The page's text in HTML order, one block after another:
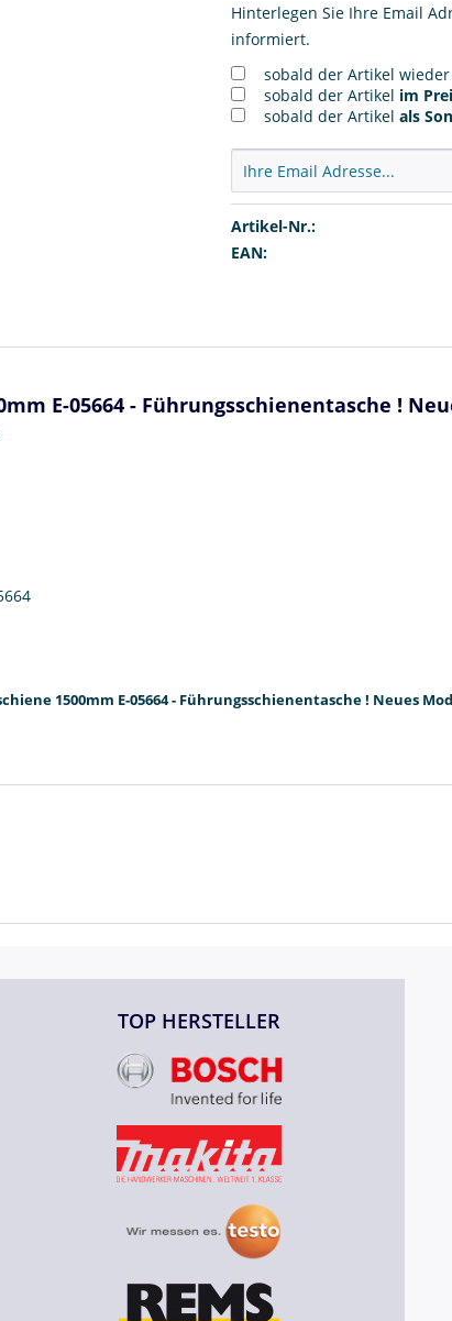
Hinterlegen Sie Ihre Email
informiert.
sobald der Artikel
sobald der Artikel im
sobald der Artikelals
Artikel-Nr.:
EAN:
E-05664 - Führungsschienentasche !
1500mm E-05664 - Führungsschienentasche ! Neues
TOP HERSTELLER